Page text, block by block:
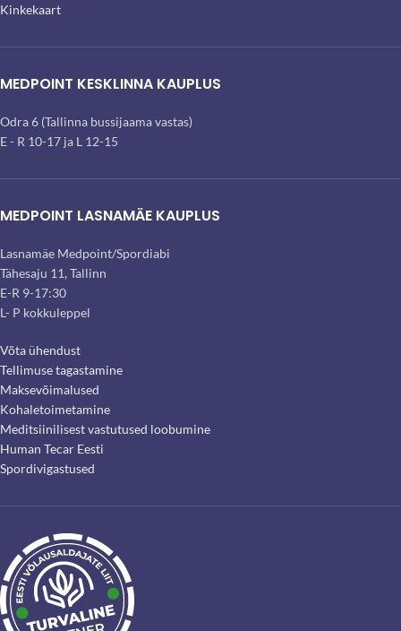
Kinkekaart
MEDPOINT KESKLINNA KAUPLUS
Odra 6 (Tallinna bussijaama vastas)
E - R 10-17 ja L 12-15
MEDPOINT LASNAMÄE KAUPLUS
Lasnamäe Medpoint/Spordiabi
Tähesaju 11, Tallinn
E-R 9-17:30
L- P kokkuleppel
Võta ühendust
Tellimuse tagastamine
Maksevõimalused
Kohaletoimetamine
Meditsiinilisest vastutused loobumine
Human Tecar Eesti
Spordivigastused